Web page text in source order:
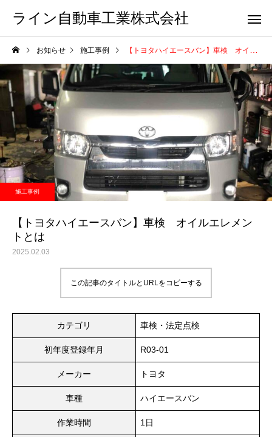
ライン自動車工業株式会社
お知らせ 施工事例 【トヨタハイエースバン】車検 オイルエレメントとは
施工事例
【トヨタハイエースバン】車検 オイルエレメン
トとは
2025.02.03
この記事のタイトルとURLをコピーする
カテゴリ 車検・法定点検
初年度登録年月 R03-01
メーカー トヨタ
車種 ハイエースバン
作業時間 1日